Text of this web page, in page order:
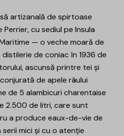
artizanală de spirtoase
cu sediul pe Insula
— o veche moară de
de coniac în 1936 de
ascunsă printre tei și
de apele râului
de 5 alambicuri charentaise
2.500 de litri, care sunt
a produce eaux-de-vie de
mici și cu o atenție